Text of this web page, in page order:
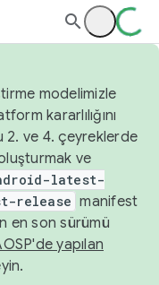
modelimizle
kararlılığını
2. ve 4. çeyreklerde
ve
latest-
release manifest
en son sürümü
yapılan